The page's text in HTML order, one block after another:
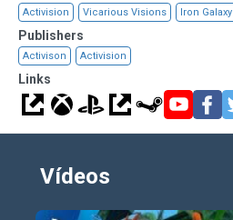
Activision Vicarious Visions Iron Galaxy
Publishers
Activison Activision
Links
Vídeos